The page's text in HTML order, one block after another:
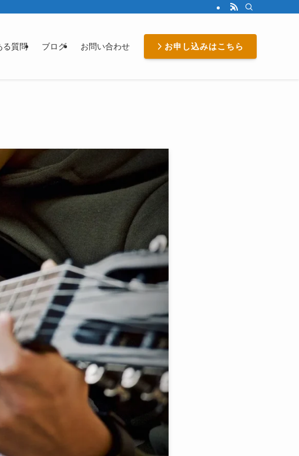
る質問 ブログ お問い合わせ お申し込みはこちら